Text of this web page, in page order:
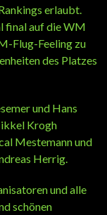
erlaubt.
final auf die WM
Flug-Feeling zu
des Platzes
und Hans
Krogh
Mestemann und
Herrig.
und alle
schönen